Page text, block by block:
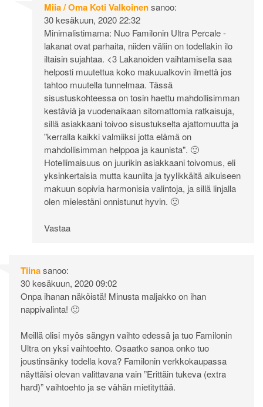
Miia / Oma Koti Valkoinensanoo:
30 kesäkuun, 2020 22:32
Minimalistimama: Nuo Familonin Ultra Percale -
lakanat ovat parhaita, niiden väliin on todellakin ilo
iltaisin sujahtaa. <3 Lakanoiden vaihtamisella saa
helposti muutettua koko makuualkovin ilmettä jos
tahtoo muutella tunnelmaa. Tässä
sisustuskohteessa on tosin haettu mahdollisimman
kestäviä ja vuodenaikaan sitomattomia ratkaisuja,
sillä asiakkaani toivoo sisustukselta ajattomuutta ja
"kerralla kaikki valmiiksi jotta elämä on
mahdollisimman helppoa ja kaunista". 🙂
Hotellimaisuus on juurikin asiakkaani toivomus, eli
yksinkertaisia mutta kauniita ja tyylikkäitä aikuiseen
makuun sopivia harmonisia valintoja, ja sillä linjalla
olen mielestäni onnistunut hyvin. 🙂
Vastaa
Tiinasanoo:
30 kesäkuun, 2020 09:02
Onpa ihanan näköistä! Minusta maljakko on ihan
nappivalinta! 🙂
Meillä olisi myös sängyn vaihto edessä ja tuo Familonin
Ultra on yksi vaihtoehto. Osaatko sanoa onko tuo
joustinsänky todella kova? Familonin verkkokaupassa
näyttäisi olevan valittavana vain ”Erittäin tukeva (extra
hard)” vaihtoehto ja se vähän mietityttää.